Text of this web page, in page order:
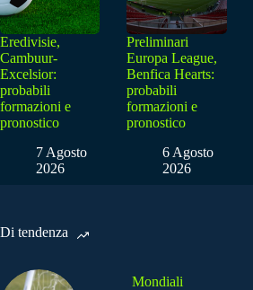
Eredivisie,
Cambuur-
Excelsior:
probabili
formazioni e
pronostico
7 Agosto
2026
Preliminari
Europa League,
Benfica Hearts:
probabili
formazioni e
pronostico
6 Agosto
2026
Di tendenza
Mondiali